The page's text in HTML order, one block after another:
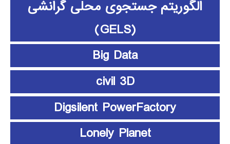
الگوریتم جستجوی محلی گرانشی
(GELS)
Big Data
civil 3D
Digsilent PowerFactory
Lonely Planet